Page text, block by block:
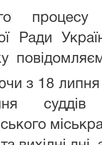
Ради
з 18 липня